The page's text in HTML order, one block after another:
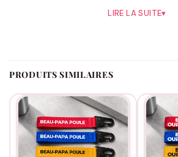
Le noir, viril et sobre, fait le job, le rouge
les beaux-pères.
LIRE LA SUITE▾
PRODUITS SIMILAIRES